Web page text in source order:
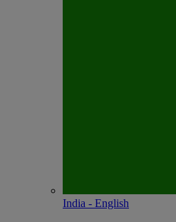
India - English